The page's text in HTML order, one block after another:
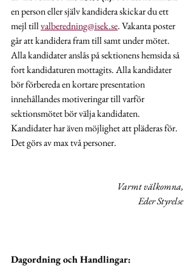
en person eller själv kandidera skickar du ett
mejl till valberedning@isek.se. Vakanta poster
går att kandidera fram till samt under mötet.
Alla kandidater anslås på sektionens hemsida så
fort kandidaturen mottagits. Alla kandidater
bör förbereda en kortare presentation
innehållandes motiveringar till varför
sektionsmötet bör välja kandidaten.
Kandidater har även möjlighet att pläderas för.
Det görs av max två personer.
Varmt välkomna,
Eder Styrelse
Dagordning och Handlingar: